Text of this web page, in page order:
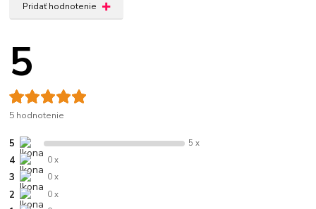
Pridať hodnotenie
5
5 hodnotenie
5 5 x
4 0 x
3 0 x
2 0 x